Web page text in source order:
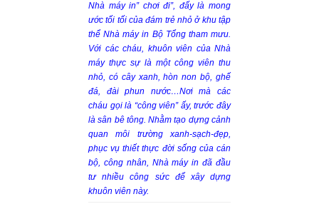
Nhà máy in” chơi đi”, đấy là mong
ước tối tối của đám trẻ nhỏ ở khu tập
thể Nhà máy in Bộ Tổng tham mưu.
Với các cháu, khuôn viên của Nhà
máy thực sự là một công viên thu
nhỏ, có cây xanh, hòn non bộ, ghế
đá, đài phun nước…Nơi mà các
cháu gọi là “công viên” ấy, trước đây
là sân bê tông. Nhằm tạo dựng cảnh
quan môi trường xanh-sạch-đẹp,
phục vụ thiết thực đời sống của cán
bộ, công nhân, Nhà máy in đã đầu
tư nhiều công sức để xây dựng
khuôn viên này.